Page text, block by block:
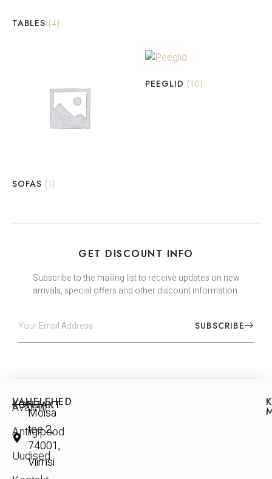
TABLES (4)
SOFAS (1)
PEEGLID (10)
GET DISCOUNT INFO
Subscribe to the mailing list to receive updates on new
arrivals, special offers and other discount information.
SUBSCRIBE
KONTAKT
Mõisa
tee 2,
74001,
Viimsi
VAHELEHED
Avaleht
Antiigipood
Uudised